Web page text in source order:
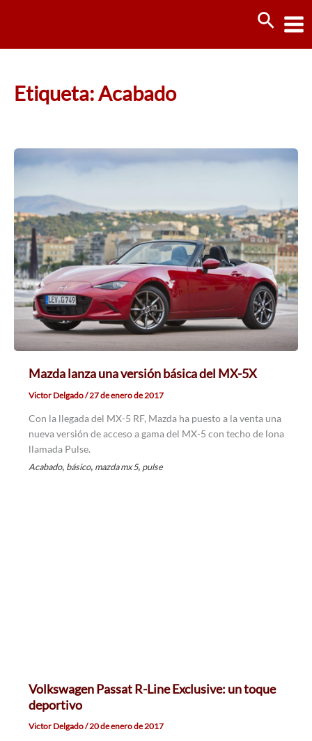
Etiqueta: Acabado
Mazda lanza una versión básica del MX-5X
Victor Delgado/27 de enero de 2017
Con la llegada del MX-5 RF, Mazda ha puesto a la venta una
nueva versión de acceso a gama del MX-5 con techo de lona
llamada Pulse.
Acabado, básico, mazda mx 5, pulse
Volkswagen Passat R-Line Exclusive: un toque
deportivo
Victor Delgado/20 de enero de 2017